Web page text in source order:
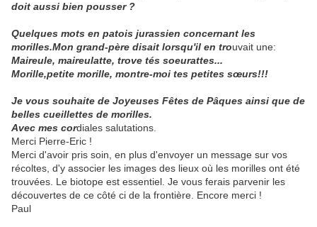
doit aussi bien pousser ?
Quelques mots en patois jurassien concernant les
morilles.Mon grand-père disait lorsqu'il en trouvait une:
Maireule, maireulatte, trove tés soeurattes...
Morille,petite morille, montre-moi tes petites sœurs!!!
Je vous souhaite de Joyeuses Fêtes de Pâques ainsi que de
belles cueillettes de morilles.
Avec mes cordiales salutations.
Merci Pierre-Eric !
Merci d'avoir pris soin, en plus d'envoyer un message sur vos
récoltes, d'y associer les images des lieux où les morilles ont été
trouvées. Le biotope est essentiel. Je vous ferais parvenir les
découvertes de ce côté ci de la frontière. Encore merci !
Paul